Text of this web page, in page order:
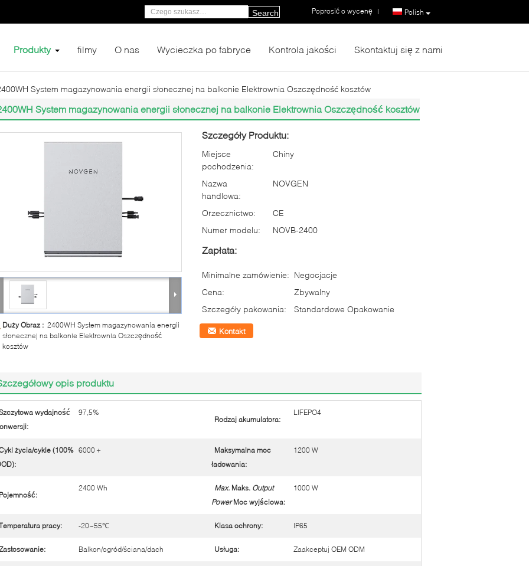
Polish
Poprosić o wycenę |
Search
Produkty filmy O nas Wycieczka po fabryce Kontrola jakości Skontaktuj się z nami
System magazynowania energii słonecznej na balkonie Elektrownia Oszczędność kosztów
System magazynowania energii słonecznej na balkonie Elektrownia Oszczędność kosztów
Duży Obraz : 2400WH System magazynowania energii
słonecznej na balkonie Elektrownia Oszczędność
kosztów
Szczegóły Produktu:
Miejsce
pochodzenia:
Chiny
Nazwa
handlowa:
NOVGEN
Orzecznictwo:
CE
Numer modelu:
NOVB-2400
Zapłata:
Minimalne zamówienie: Negocjacje
Cena:
Zbywalny
Szczegóły pakowania:
Standardowe Opakowanie
Kontakt
opis produktu
wydajność
97,5%
Rodzaj akumulatora:
LIFEPO4
życia/cykle (100% 6000＋
Maksymalna moc
ładowania:
1200 W
Pojemność:
2400 Wh Max. Maks. Output
Power Moc wyjściowa:
1000 W
pracy: -20~55℃ Klasa ochrony: IP65
Balkon/ogród/ściana/dach Usługa: Zaakceptuj OEM ODM